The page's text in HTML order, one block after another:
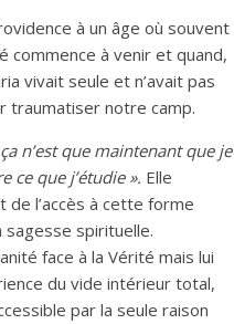
à un âge où souvent
commence à venir et quand,
vivait seule et n’avait pas
traumatiser notre camp.
n’est que maintenant que je
ce que j’étudie ». Elle
l’accès à cette forme
spirituelle.
face à la Vérité mais lui
du vide intérieur total,
par la seule raison